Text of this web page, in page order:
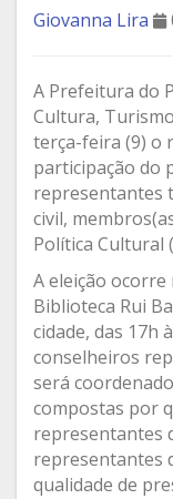
Giovanna Lira
A Prefeitura do
Cultura,
terça-feira (9) o
participação do
representantes
civil,
Política Cultural
A eleição
Biblioteca Rui
cidade, das 17h
conselheiros
será
compostas por
representantes
representantes
qualidade de